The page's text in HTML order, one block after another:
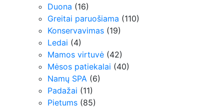
Duona (16)
Greitai paruošiama (110)
Konservavimas (19)
Ledai (4)
Mamos virtuvė (42)
Mėsos patiekalai (40)
Namų SPA (6)
Padažai (11)
Pietums (85)